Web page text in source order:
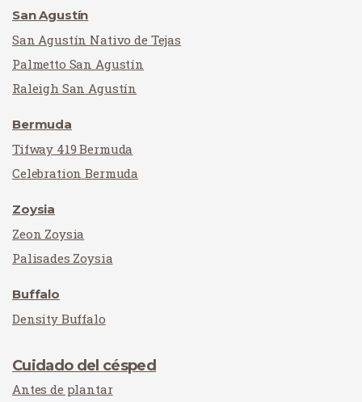
San Agustín
San Agustín Nativo de Tejas
Palmetto San Agustín
Raleigh San Agustín
Bermuda
Tifway 419 Bermuda
Celebration Bermuda
Zoysia
Zeon Zoysia
Palisades Zoysia
Buffalo
Density Buffalo
Cuidado del césped
Antes de plantar